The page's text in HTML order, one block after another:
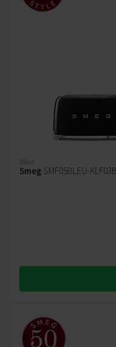
Paket
Smeg SMF05BLEU-